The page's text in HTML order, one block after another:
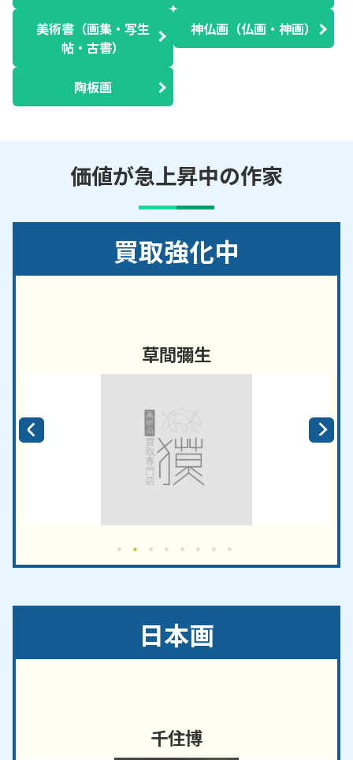
美術書（画集・写生
帖・古書）
神仏画（仏画・神画）
陶板画
価値が急上昇中の作家
買取強化中
草間彌生
日本画
千住博